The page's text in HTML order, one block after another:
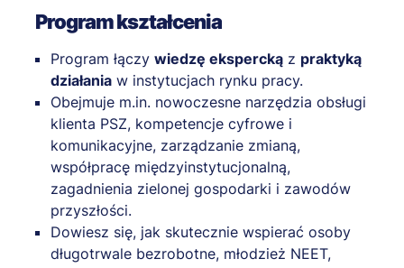
Program kształcenia
Program łączy wiedzę ekspercką z praktyką
działania w instytucjach rynku pracy.
Obejmuje m.in. nowoczesne narzędzia obsługi
klienta PSZ, kompetencje cyfrowe i
komunikacyjne, zarządzanie zmianą,
współpracę międzyinstytucjonalną,
zagadnienia zielonej gospodarki i zawodów
przyszłości.
Dowiesz się, jak skutecznie wspierać osoby
długotrwale bezrobotne, młodzież NEET,